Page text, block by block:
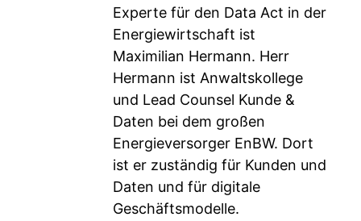
Experte für den Data Act in der
Energiewirtschaft ist
Maximilian Hermann. Herr
Hermann ist Anwaltskollege
und Lead Counsel Kunde &
Daten bei dem großen
Energieversorger EnBW. Dort
ist er zuständig für Kunden und
Daten und für digitale
Geschäftsmodelle.